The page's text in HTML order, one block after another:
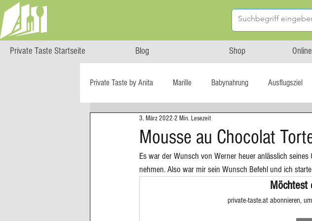
Private Taste Startseite Blog Shop
Private Taste by Anita Marille Babynahrung Ausflugsziel
Cooking Class HERZGENUSS
Reise-Blog Regional statt global Startup
Blätterteig Blechkuchen
Mousse au Chocolat
3. März 2022 2 Min. Lesezeit
Es war der Wunsch von Werner heuer anlässlich
nehmen. Also war mir sein Wunsch Befehl und ich
Möchtest
private-taste.at abonnieren,